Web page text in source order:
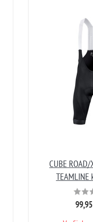
CUBE
TEAMLINE